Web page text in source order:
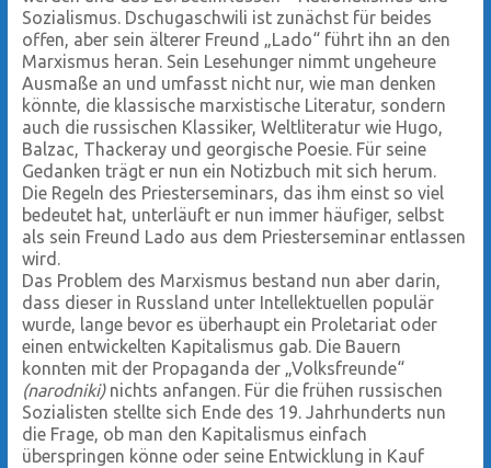
Sozialismus. Dschugaschwili ist zunächst für beides
offen, aber sein älterer Freund „Lado“ führt ihn an den
Marxismus heran. Sein Lesehunger nimmt ungeheure
Ausmaße an und umfasst nicht nur, wie man denken
könnte, die klassische marxistische Literatur, sondern
auch die russischen Klassiker, Weltliteratur wie Hugo,
Balzac, Thackeray und georgische Poesie. Für seine
Gedanken trägt er nun ein Notizbuch mit sich herum.
Die Regeln des Priesterseminars, das ihm einst so viel
bedeutet hat, unterläuft er nun immer häufiger, selbst
als sein Freund Lado aus dem Priesterseminar entlassen
wird.
Das Problem des Marxismus bestand nun aber darin,
dass dieser in Russland unter Intellektuellen populär
wurde, lange bevor es überhaupt ein Proletariat oder
einen entwickelten Kapitalismus gab. Die Bauern
konnten mit der Propaganda der „Volksfreunde“
(narodniki)nichts anfangen. Für die frühen russischen
Sozialisten stellte sich Ende des 19. Jahrhunderts nun
die Frage, ob man den Kapitalismus einfach
überspringen könne oder seine Entwicklung in Kauf